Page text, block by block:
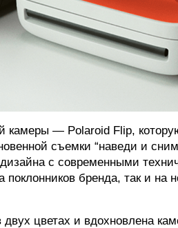
камеры — Polaroid Flip,
съемки “наведи и
с современными
бренда, так и на
цветах и вдохновлена